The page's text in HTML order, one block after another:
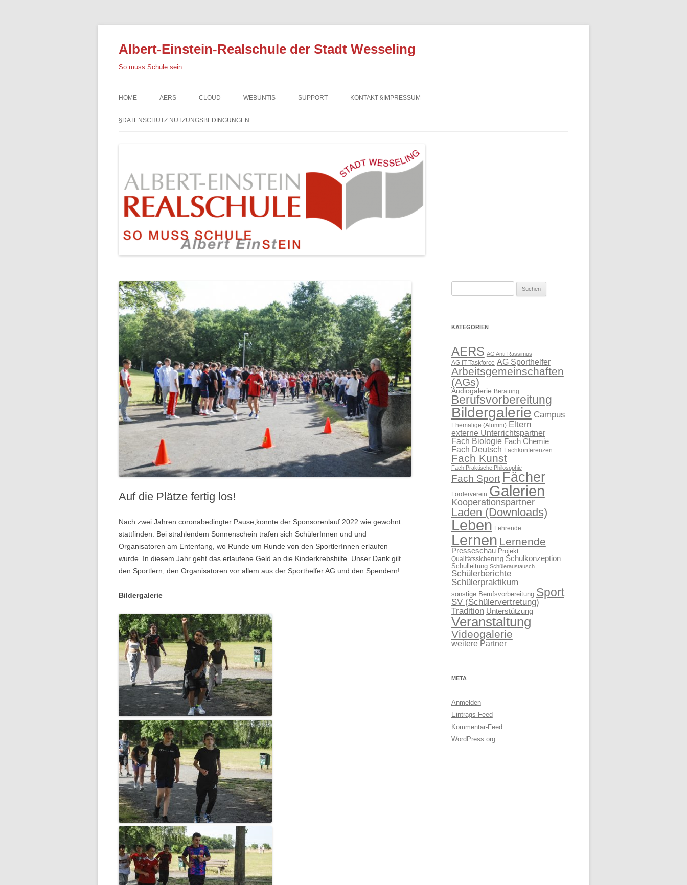
Albert-Einstein-Realschule der Stadt Wesseling
So muss Schule sein
Inhalt
HOME AERS CLOUD WEBUNTIS SUPPORT KONTAKT §IMPRESSUM
§DATENSCHUTZ NUTZUNGSBEDINGUNGEN
Auf die Plätze fertig los!
Nach zwei Jahren coronabedingter Pause,konnte der Sponsorenlauf 2022 wie gewohnt
stattfinden. Bei strahlendem Sonnenschein trafen sich SchülerInnen und und
Organisatoren am Entenfang, wo Runde um Runde von den SportlerInnen erlaufen
wurde. In diesem Jahr geht das erlaufene Geld an die Kinderkrebshilfe. Unser Dank gilt
den Sportlern, den Organisatoren vor allem aus der Sporthelfer AG und den Spendern!
Bildergalerie
KATEGORIEN
AERS AG Anti-Rassimus
AG IT-Taskforce AG Sporthelfer
Arbeitsgemeinschaften
(AGs)
Audiogalerie Beratung
Berufsvorbereitung
Bildergalerie Campus
Ehemalige (Alumni) Eltern
externe Unterrichtspartner
Fach Biologie Fach Chemie
Fach Deutsch Fachkonferenzen
Fach Kunst
Fach Praktische Philosophie
Fach Sport Fächer
Förderverein Galerien
Kooperationspartner
Laden (Downloads)
Leben Lehrende
Lernen Lernende
Presseschau Projekt
Qualitätssicherung Schulkonzeption
Schulleitung Schüleraustausch
Schülerberichte
Schülerpraktikum
sonstige Berufsvorbereitung Sport
SV (Schülervertretung)
Tradition Unterstützung
Veranstaltung
Videogalerie
weitere Partner
META
Anmelden
Eintrags-Feed
Kommentar-Feed
WordPress.org